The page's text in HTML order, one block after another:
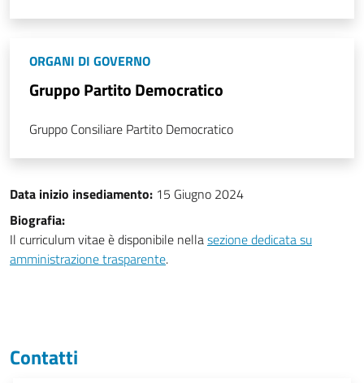
ORGANI DI GOVERNO
Gruppo Partito Democratico
Gruppo Consiliare Partito Democratico
Data inizio insediamento: 15 Giugno 2024
Biografia:
Il curriculum vitae è disponibile nellasezione dedicata su
amministrazione trasparente.
Contatti